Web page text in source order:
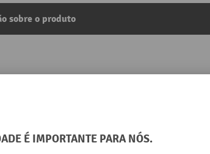
sobre o produto
fundido, roda-guia com travão,